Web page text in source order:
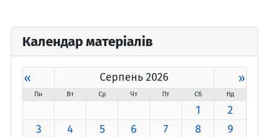
Календар матеріалів
« Серпень 2026 »
Пн Вт Ср Чт Пт Сб Нд
1
2
3
4 5 6 7 8
9